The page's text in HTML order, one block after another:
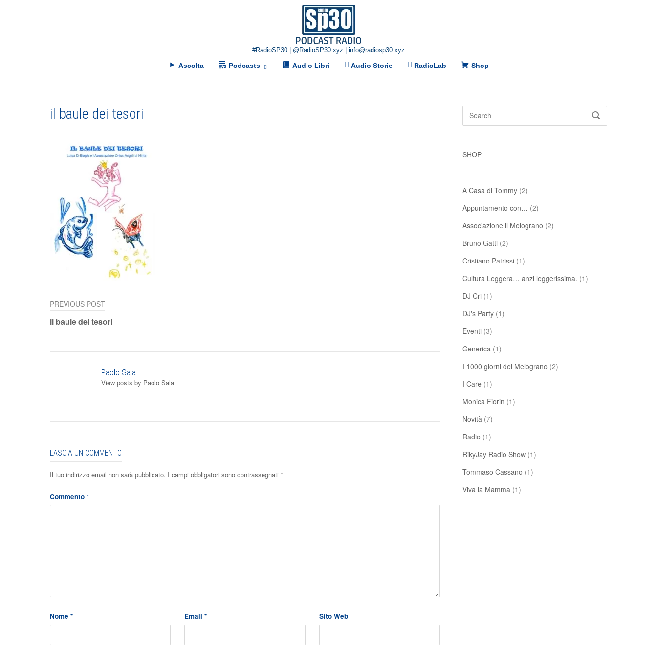
Home
#RadioSP30 | @RadioSP30.xyz | info@radiosp30.xyz
Ascolta Podcasts Audio Libri Audio Storie RadioLab Shop
il baule dei tesori
Navigazione
PREVIOUS POST
il baule dei tesori
Paolo Sala
View posts by Paolo Sala
LASCIA UN COMMENTO
Il tuo indirizzo email non sarà pubblicato. I campi obbligatori sono contrassegnati *
Commento *
Nome * Email* Sito Web
Search
SEARCH
SHOP
A Casa di Tommy(2)
Appuntamento con… (2)
Associazione il Melograno (2)
Bruno Gatti(2)
Cristiano Patrissi(1)
Cultura Leggera… anzi leggerissima. (1)
DJ Cri(1)
DJ's Party(1)
Eventi(3)
Generica(1)
I 1000 giorni del Melograno (2)
I Care (1)
Monica Fiorin (1)
Novità(7)
Radio (1)
RikyJay Radio Show(1)
Tommaso Cassano (1)
Viva la Mamma(1)